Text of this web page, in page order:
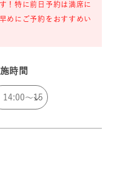
！特に前日予約は満席に
めにご予約をおすすめい
時間